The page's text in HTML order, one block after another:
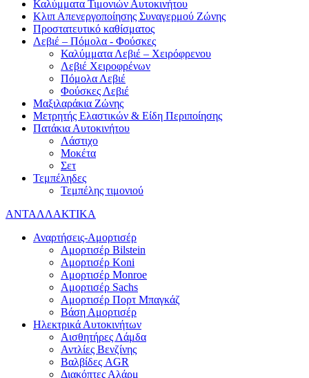
Καλύμματα Τιμονιών Αυτοκινήτου
Κλιπ Απενεργοποίησης Συναγερμού Ζώνης
Προστατευτικό καθίσματος
Λεβιέ – Πόμολα - Φούσκες
Καλύμματα Λεβιέ – Χειρόφρενου
Λεβιέ Χειροφρένων
Πόμολα Λεβιέ
Φούσκες Λεβιέ
Μαξιλαράκια Ζώνης
Μετρητής Ελαστικών & Είδη Περιποίησης
Πατάκια Αυτοκινήτου
Λάστιχο
Μοκέτα
Σετ
Τεμπέληδες
Τεμπέλης τιμονιού
ΑΝΤΑΛΛΑΚΤΙΚΑ
Αναρτήσεις-Αμορτισέρ
Αμορτισέρ Bilstein
Αμορτισέρ Koni
Αμορτισέρ Monroe
Αμορτισέρ Sachs
Αμορτισέρ Πορτ Μπαγκάζ
Βάση Αμορτισέρ
Ηλεκτρικά Αυτοκινήτων
Αισθητήρες Λάμδα
Αντλίες Βενζίνης
Βαλβίδες AGR
Διακόπτες Αλάρμ